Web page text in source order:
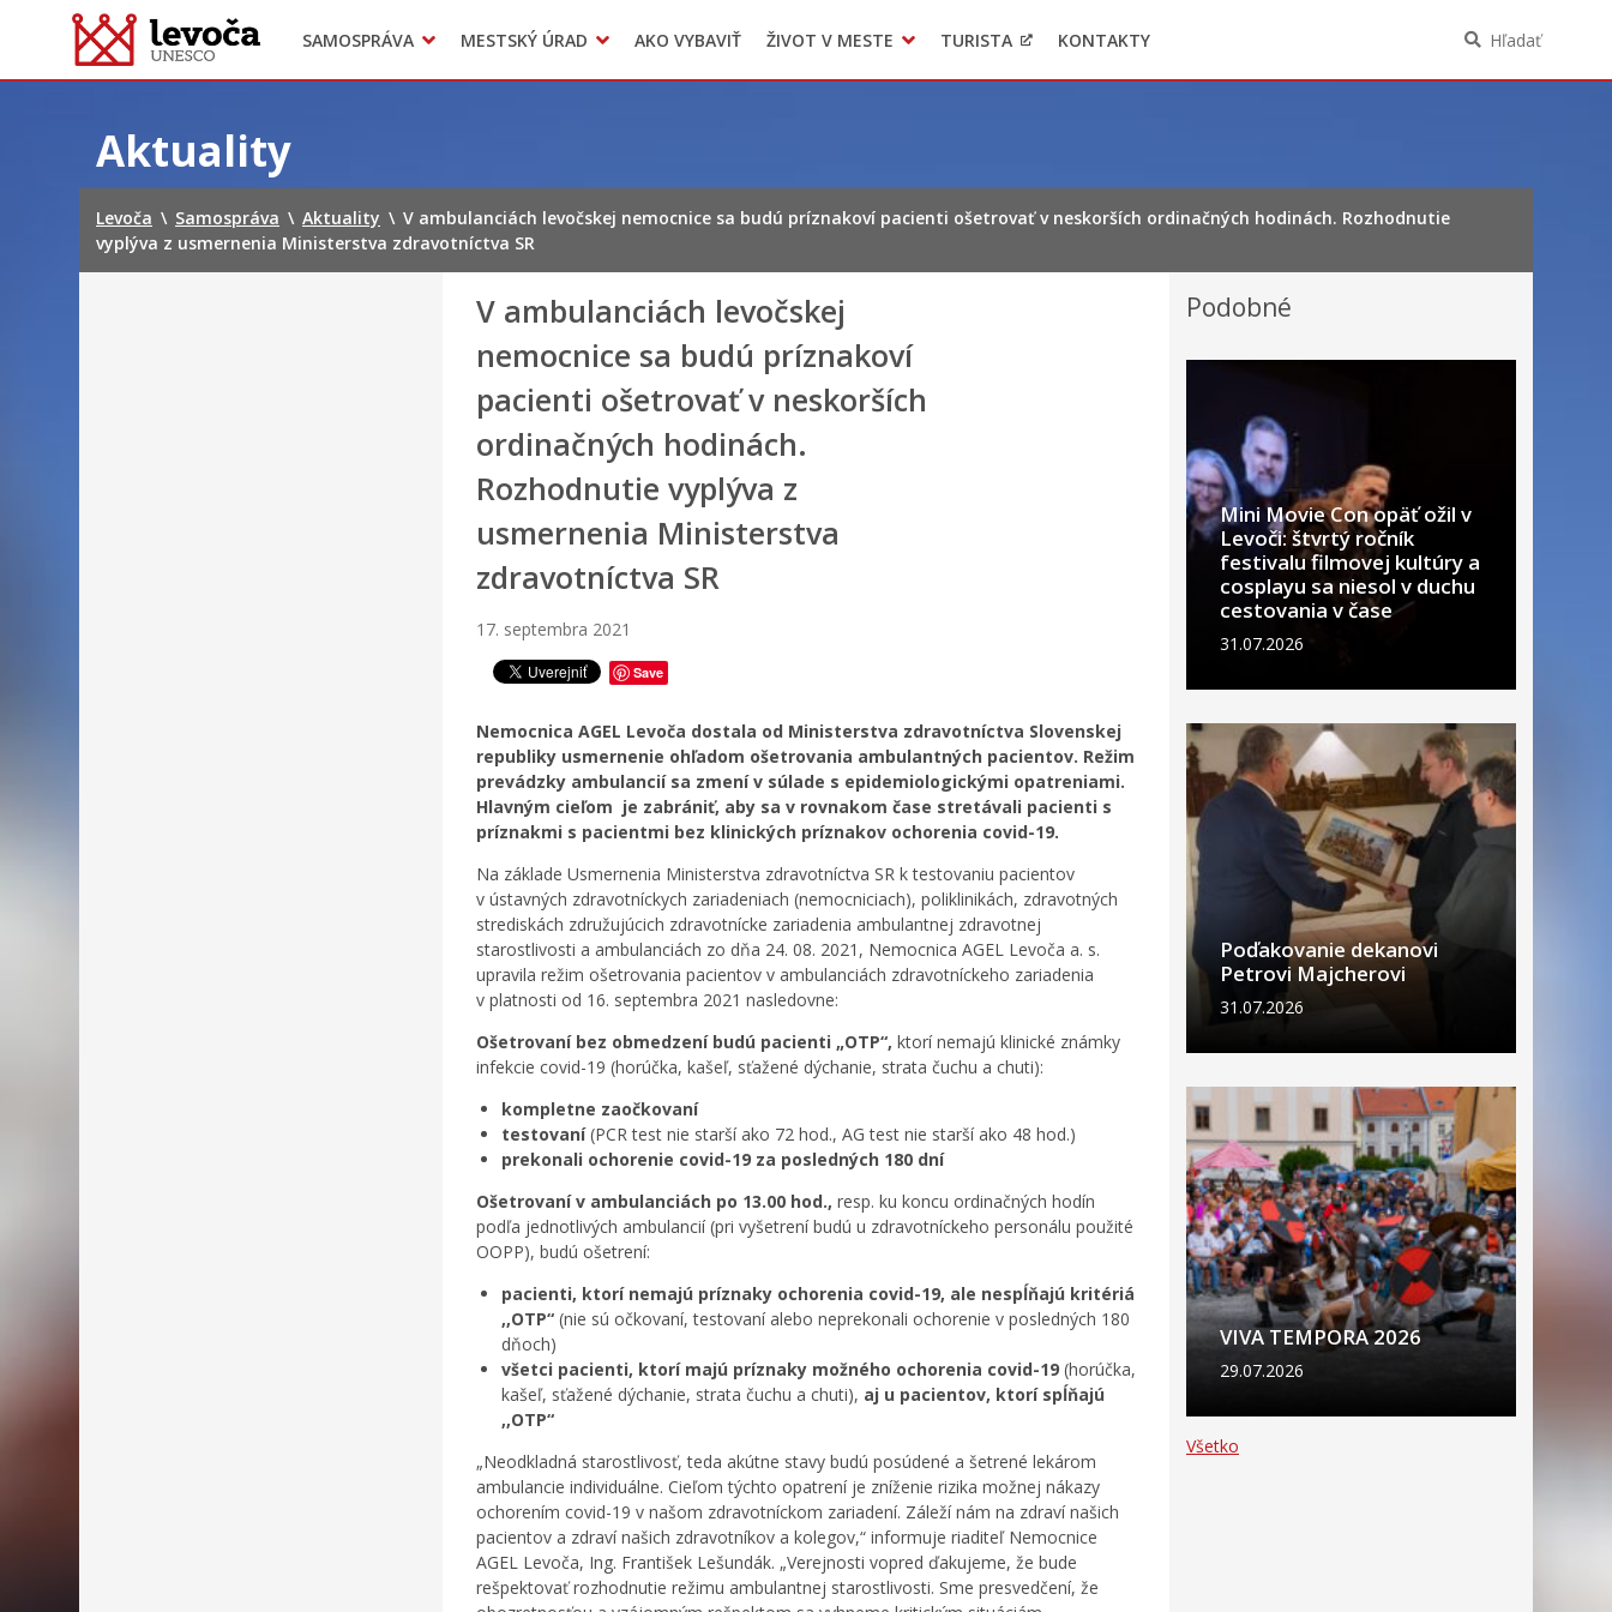
SAMOSPRÁVA
Dokumenty mesta
Transparentné mesto
majetkových pomerov verejného funkcionára
MESTSKÝ ÚRAD
Projekty
Voľba hlavného kontrolóra mesta Levoča
AKO VYBAVIŤ ŽIVOT V MESTE
Doprava
LIMKA
TURISTA KONTAKTY Hľadať
Aktuality
Levoča \ Samospráva \ Aktuality \ V ambulanciách levočskej nemocnice sa budú príznakoví pacienti ošetrovať v neskorších ordinačných hodinách. Rozhodnutie
vyplýva z usmernenia Ministerstva zdravotníctva SR
V ambulanciách levočskej
nemocnice sa budú príznakoví
pacienti ošetrovať v neskorších
ordinačných hodinách.
Rozhodnutie vyplýva z
usmernenia Ministerstva
zdravotníctva SR
17. septembra 2021
Save
Nemocnica AGEL Levoča dostala od Ministerstva zdravotníctva Slovenskej
republiky usmernenie ohľadom ošetrovania ambulantných pacientov. Režim
prevádzky ambulancií sa zmení v súlade s epidemiologickými opatreniami.
Hlavným cieľom je zabrániť, aby sa v rovnakom čase stretávali pacienti s
príznakmi s pacientmi bez klinických príznakov ochorenia covid-19.
Na základe Usmernenia Ministerstva zdravotníctva SR k testovaniu pacientov
v ústavných zdravotníckych zariadeniach (nemocniciach), poliklinikách, zdravotných
strediskách združujúcich zdravotnícke zariadenia ambulantnej zdravotnej
starostlivosti a ambulanciách zo dňa 24. 08. 2021, Nemocnica AGEL Levoča a. s.
upravila režim ošetrovania pacientov v ambulanciách zdravotníckeho zariadenia
v platnosti od 16. septembra 2021 nasledovne:
Ošetrovaní bez obmedzení budú pacienti „OTP“, ktorí nemajú klinické známky
infekcie covid-19 (horúčka, kašeľ, sťažené dýchanie, strata čuchu a chuti):
kompletne zaočkovaní
testovaní(PCR test nie starší ako 72 hod., AG test nie starší ako 48 hod.)
prekonali ochorenie covid-19 za posledných 180 dní
Ošetrovaní v ambulanciách po 13.00 hod., resp. ku koncu ordinačných hodín
podľa jednotlivých ambulancií (pri vyšetrení budú u zdravotníckeho personálu použité
OOPP), budú ošetrení:
pacienti, ktorí nemajú príznaky ochorenia covid-19, ale nespĺňajú kritériá
,,OTP“ (nie sú očkovaní, testovaní alebo neprekonali ochorenie v posledných 180
dňoch)
všetci pacienti, ktorí majú príznaky možného ochorenia covid-19 (horúčka,
kašeľ, sťažené dýchanie, strata čuchu a chuti), aj u pacientov, ktorí spĺňajú
,,OTP“
„Neodkladná starostlivosť, teda akútne stavy budú posúdené a šetrené lekárom
ambulancie individuálne. Cieľom týchto opatrení je zníženie rizika možnej nákazy
ochorením covid-19 v našom zdravotníckom zariadení. Záleží nám na zdraví našich
pacientov a zdraví našich zdravotníkov a kolegov,“ informuje riaditeľ Nemocnice
AGEL Levoča, Ing. František Lešundák. „Verejnosti vopred ďakujeme, že bude
rešpektovať rozhodnutie režimu ambulantnej starostlivosti. Sme presvedčení, že
Podobné
Mini Movie Con opäť ožil v
Levoči: štvrtý ročník
festivalu filmovej kultúry a
cosplayu sa niesol v duchu
cestovania v čase
31.07.2026
Poďakovanie dekanovi
Petrovi Majcherovi
31.07.2026
VIVA TEMPORA 2026
29.07.2026
Všetko